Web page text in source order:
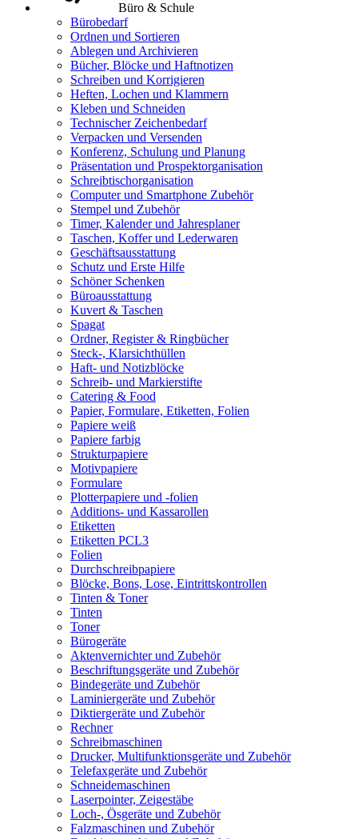
Büro & Schule
Bürobedarf
Ordnen und Sortieren
Ablegen und Archivieren
Bücher, Blöcke und Haftnotizen
Schreiben und Korrigieren
Heften, Lochen und Klammern
Kleben und Schneiden
Technischer Zeichenbedarf
Verpacken und Versenden
Konferenz, Schulung und Planung
Präsentation und Prospektorganisation
Schreibtischorganisation
Computer und Smartphone Zubehör
Stempel und Zubehör
Timer, Kalender und Jahresplaner
Taschen, Koffer und Lederwaren
Geschäftsausstattung
Schutz und Erste Hilfe
Schöner Schenken
Büroausstattung
Kuvert & Taschen
Spagat
Ordner, Register & Ringbücher
Steck-, Klarsichthüllen
Haft- und Notizblöcke
Schreib- und Markierstifte
Catering & Food
Papier, Formulare, Etiketten, Folien
Papiere weiß
Papiere farbig
Strukturpapiere
Motivpapiere
Formulare
Plotterpapiere und -folien
Additions- und Kassarollen
Etiketten
Etiketten PCL3
Folien
Durchschreibpapiere
Blöcke, Bons, Lose, Eintrittskontrollen
Tinten & Toner
Tinten
Toner
Bürogeräte
Aktenvernichter und Zubehör
Beschriftungsgeräte und Zubehör
Bindegeräte und Zubehör
Laminiergeräte und Zubehör
Diktiergeräte und Zubehör
Rechner
Schreibmaschinen
Drucker, Multifunktionsgeräte und Zubehör
Telefaxgeräte und Zubehör
Schneidemaschinen
Laserpointer, Zeigestäbe
Loch-, Ösgeräte und Zubehör
Falzmaschinen und Zubehör